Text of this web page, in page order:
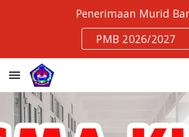
Penerimaan Murid
PMB 2026/2027